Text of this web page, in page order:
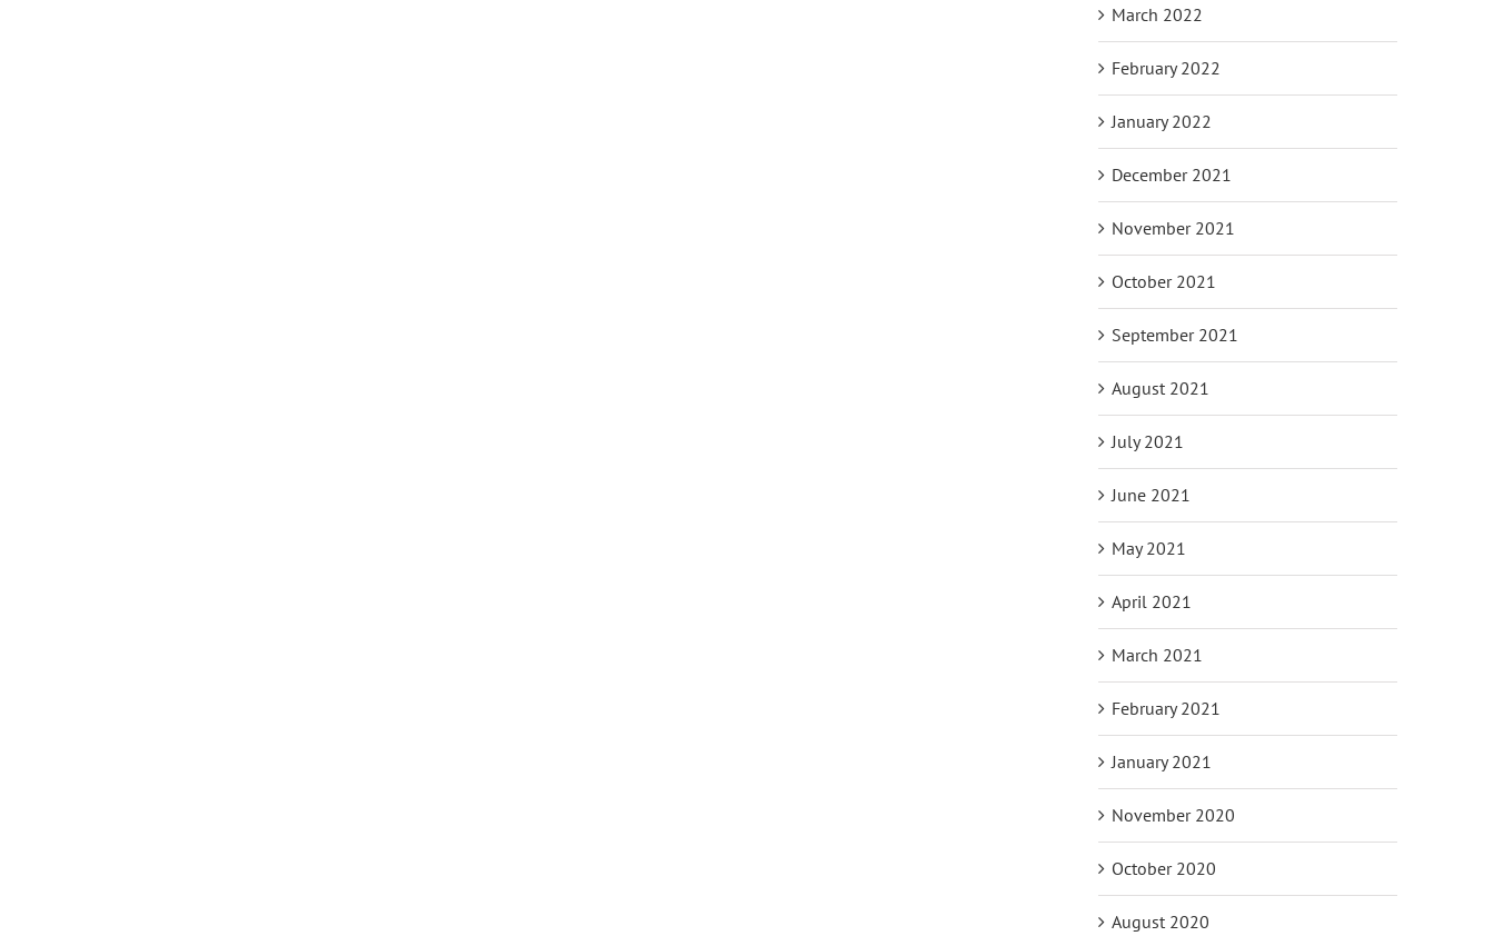
March 2022
February 2022
January 2022
December 2021
November 2021
October 2021
September 2021
August 2021
July 2021
June 2021
May 2021
April 2021
March 2021
February 2021
January 2021
November 2020
October 2020
August 2020